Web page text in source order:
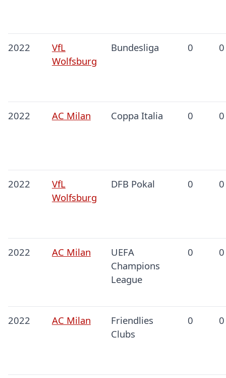
2022
VfL
Wolfsburg
Bundesliga 0 0
2022 AC Milan Coppa Italia 0 0
2022
VfL
Wolfsburg
DFB Pokal 0 0
2022 AC Milan
UEFA
Champions
League
0 0
2022 AC Milan
Friendlies
Clubs
0 0